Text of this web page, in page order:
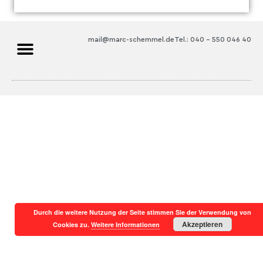
Tel.: 040 – 550 046 40
mail@marc-schemmel.de
Durch die weitere Nutzung der Seite stimmen Sie der Verwendung von
Cookies zu. Weitere Informationen Akzeptieren